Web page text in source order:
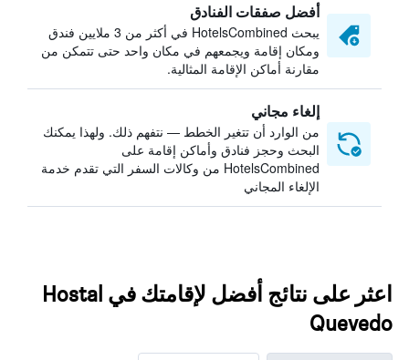
أفضل صفقات الفنادق
يبحث HotelsCombined في أكثر من 3 ملايين فندق
ومكان إقامة ويجمعهم في مكان واحد حتى تتمكن من
مقارنة أماكن الإقامة المثالية.
إلغاء مجاني
من الوارد أن تتغير الخطط — نتفهم ذلك. ولهذا يمكنك
البحث وحجز فنادق وأماكن إقامة على
HotelsCombined من وكالات السفر التي تقدم خدمة
الإلغاء المجاني
اعثر على نتائج أفضل لإقامتك في Hostal
Quevedo